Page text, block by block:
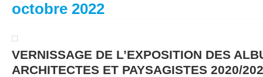
octobre 2022
VERNISSAGE DE L’EXPOSITION DES
ARCHITECTES ET PAYSAGISTES 2020/